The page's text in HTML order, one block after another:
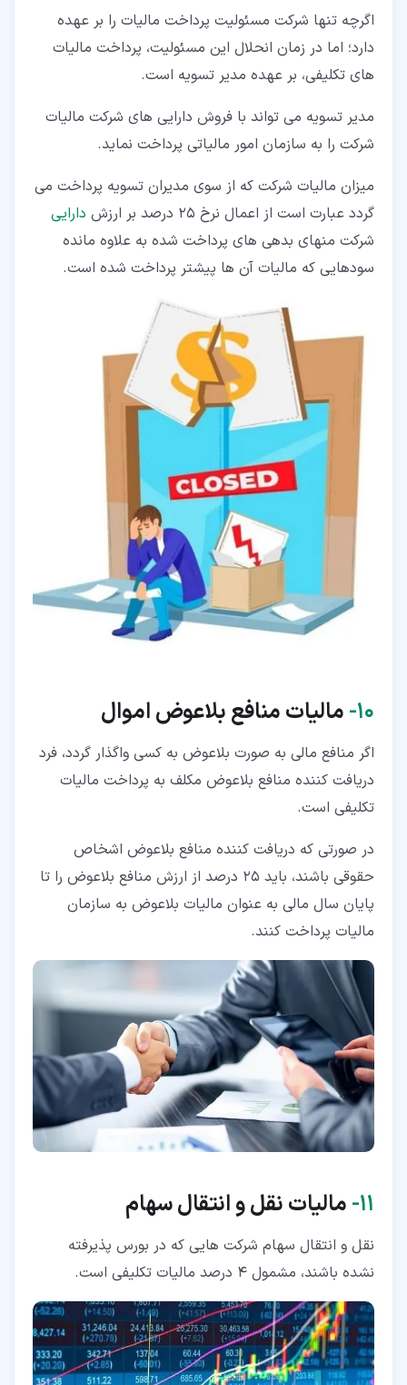
اگرچه تنها شرکت مسئولیت پرداخت مالیات را بر عهده
دارد؛ اما در زمان انحلال این مسئولیت، پرداخت مالیات
های تکلیفی، بر عهده مدیر تسویه است.
مدیر تسویه می تواند با فروش دارایی های شرکت مالیات
شرکت را به سازمان امور مالیاتی پرداخت نماید.
میزان مالیات شرکت که از سوی مدیران تسویه پرداخت می
گردد عبارت است از اعمال نرخ 25 درصد بر ارزش
دارایی
شرکت منهای بدهی های پرداخت شده به علاوه مانده
سودهایی که مالیات آن ها پیشتر پرداخت شده است.
۱۰‏- مالیات منافع بلاعوض اموال
اگر منافع مالی به صورت بلاعوض به کسی واگذار گردد، فرد
دریافت کننده منافع بلاعوض مکلف به پرداخت مالیات
تکلیفی است.
در صورتی که دریافت کننده منافع بلاعوض اشخاص
حقوقی باشند، باید 25 درصد از ارزش منافع بلاعوض را تا
پایان سال مالی به عنوان مالیات بلاعوض به سازمان
مالیات پرداخت کنند.
۱۱‏- مالیات نقل و انتقال سهام
نقل و انتقال سهام شرکت هایی که در بورس پذیرفته
نشده باشند، مشمول 4 درصد مالیات تکلیفی است.